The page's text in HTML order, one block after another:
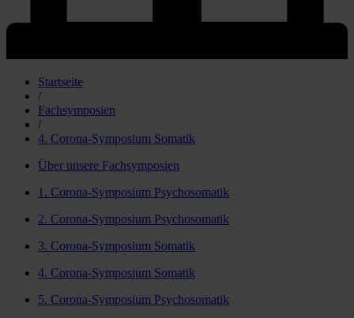
Startseite
/
Fachsymposien
/
4. Corona-Symposium Somatik
Über unsere Fachsymposien
1. Corona-Symposium Psychosomatik
2. Corona-Symposium Psychosomatik
3. Corona-Symposium Somatik
4. Corona-Symposium Somatik
5. Corona-Symposium Psychosomatik